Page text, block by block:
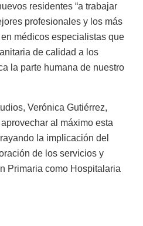
residentes “a trabajar
profesionales y los más
médicos especialistas que
de calidad a los
la parte humana de nuestro
Verónica Gutiérrez,
al máximo esta
la implicación del
de los servicios y
Primaria como Hospitalaria